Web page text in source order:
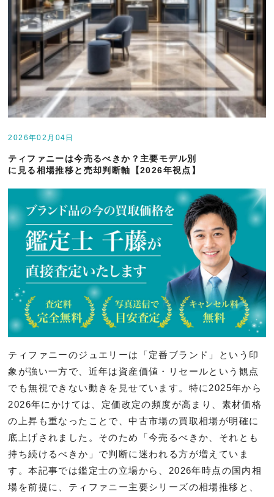
2026年02月04日
ティファニーは今売るべきか？主要モデル別
に見る相場推移と売却判断軸【2026年視点】
ティファニーのジュエリーは「定番ブランド」という印
象が強い一方で、近年は資産価値・リセールという観点
でも無視できない動きを見せています。特に2025年から
2026年にかけては、定価改定の頻度が高まり、素材価格
の上昇も重なったことで、中古市場の買取相場が明確に
底上げされました。そのため「今売るべきか、それとも
持ち続けるべきか」で判断に迷われる方が増えていま
す。本記事では鑑定士の立場から、2026年時点の国内相
場を前提に、ティファニー主要シリーズの相場推移と、